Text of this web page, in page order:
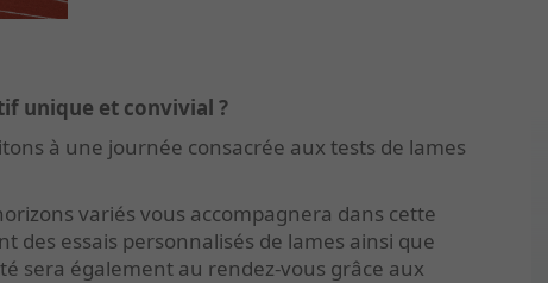
unique et convivial ?
à une journée consacrée aux tests de lames
variés vous accompagnera dans cette
des essais personnalisés de lames ainsi que
sera également au rendez-vous grâce aux